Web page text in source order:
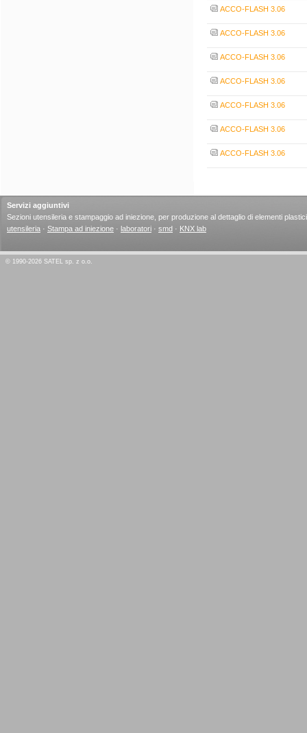
ACCO-FLASH 3.06
ACCO-FLASH 3.06
ACCO-FLASH 3.06
ACCO-FLASH 3.06
ACCO-FLASH 3.06
ACCO-FLASH 3.06
ACCO-FLASH 3.06
Servizi aggiuntivi
Sezioni utensileria e stampaggio ad iniezione, per produzione al dettaglio di elementi
utensileria · Stampa ad iniezione · laboratori · smd · KNX lab
© 1990-2026 SATEL sp. z o.o.